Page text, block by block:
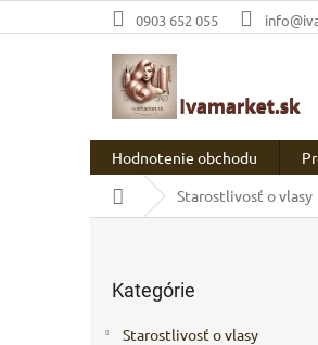
na
0903 652 055
Hodnotenie obchodu
DomovStarostlivosť o vlasy
kategórie
Kategórie
Starostlivosť o vlasy